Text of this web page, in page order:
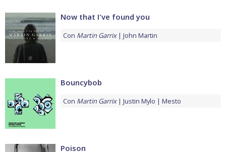
Now that I've found you
Con Martin Garrix John Martin
Bouncybob
Con Martin Garrix Justin Mylo Mesto
Poison